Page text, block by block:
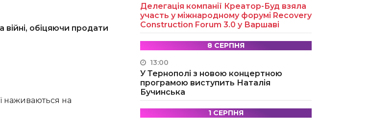
обіцяючи продати
наживаються на
Делегація компанії Креатор-Буд взяла
участь у міжнародному форумі Recovery
Construction Forum 3.0 у Варшаві
8 СЕРПНЯ
13:00
У Тернополі з новою концертною
програмою виступить Наталія
Бучинська
1 СЕРПНЯ